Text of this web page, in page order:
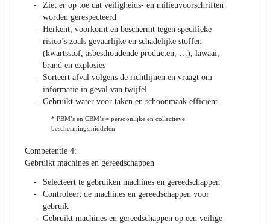
Ziet er op toe dat veiligheids- en milieuvoorschriften
worden gerespecteerd
Herkent, voorkomt en beschermt tegen specifieke
risico’s zoals gevaarlijke en schadelijke stoffen
(kwartsstof, asbesthoudende producten, …), lawaai,
brand en explosies
Sorteert afval volgens de richtlijnen en vraagt om
informatie in geval van twijfel
Gebruikt water voor taken en schoonmaak efficiënt
* PBM’s en CBM’s = persoonlijke en collectieve
beschermingsmiddelen
Competentie 4:
Gebruikt machines en gereedschappen
Selecteert te gebruiken machines en gereedschappen
Controleert de machines en gereedschappen voor
gebruik
Gebruikt machines en gereedschappen op een veilige